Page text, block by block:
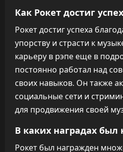
Как Рокет достиг
Рокет достиг успеха
упорству и страсти к
карьеру в рэпе еще в
постоянно работал над
своих навыков. Он также
социальные сети и
для продвижения своей
В каких наградах был
Рокет был награжден